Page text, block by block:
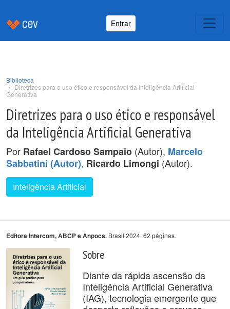
Entrar
Biblioteca
Diretrizes para o uso ético e responsável da Inteligência Artificial
Generativa
Diretrizes para o uso ético e responsável
da Inteligência Artificial Generativa
Por Rafael Cardoso Sampaio (Autor), Marcelo
Sabbatini (Autor), Ricardo Limongi (Autor).
Inteligência Artificial
Editora Intercom, ABCP e Anpocs. Brasil 2024. 62 páginas.
Sobre
Diante da rápida ascensão da
Inteligência Artificial Generativa
(IAG), tecnologia emergente que